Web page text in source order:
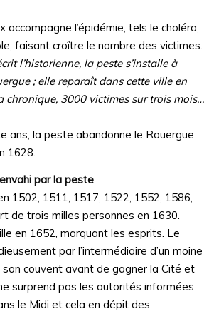
accompagne l’épidémie, tels le choléra,
faisant croître le nombre des victimes.
l’historienne, la peste s’installe à
; elle reparaît dans cette ville en
chronique, 3000 victimes sur trois mois…
ans, la peste abandonne le Rouergue
1628.
par la peste
1502, 1511, 1517, 1522, 1552, 1586,
de trois milles personnes en 1630.
en 1652, marquant les esprits. Le
par l’intermédiaire d’un moine
couvent avant de gagner la Cité et
surprend pas les autorités informées
le Midi et cela en dépit des